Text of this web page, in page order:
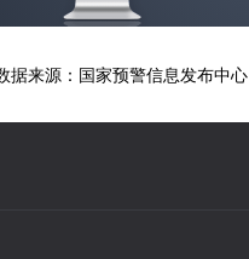
据来源：国家预警信息发布中心